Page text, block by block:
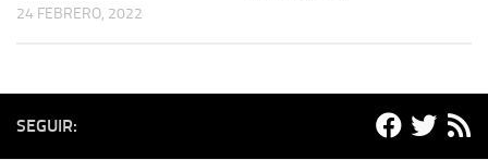
24 FEBRERO, 2022
SEGUIR: